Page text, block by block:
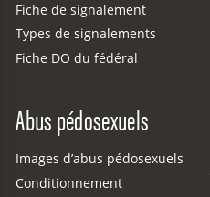
Fiche de signalement
Types de signalements
Fiche DO du fédéral
Abus pédosexuels
Images d’abus pédosexuels
Conditionnement